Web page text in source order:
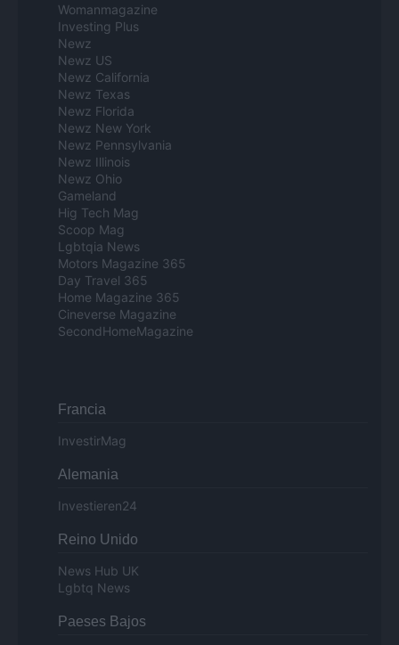
Womanmagazine
Investing Plus
Newz
Newz US
Newz California
Newz Texas
Newz Florida
Newz New York
Newz Pennsylvania
Newz Illinois
Newz Ohio
Gameland
Hig Tech Mag
Scoop Mag
Lgbtqia News
Motors Magazine 365
Day Travel 365
Home Magazine 365
Cineverse Magazine
SecondHomeMagazine
Francia
InvestirMag
Alemania
Investieren24
Reino Unido
News Hub UK
Lgbtq News
Paeses Bajos